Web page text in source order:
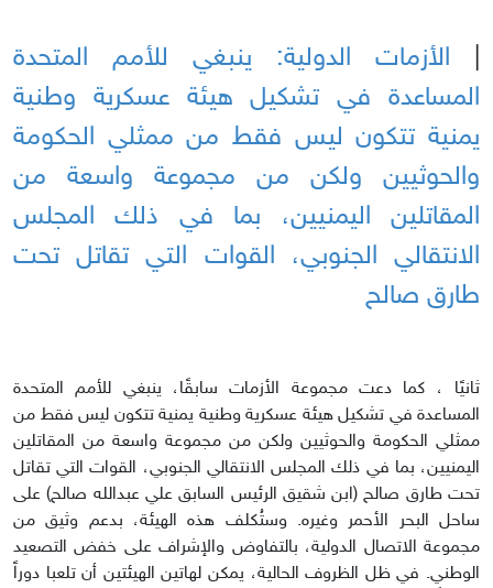
الأزمات الدولية: ينبغي للأمم المتحدة
المساعدة في تشكيل هيئة عسكرية وطنية
يمنية تتكون ليس فقط من ممثلي الحكومة
والحوثيين ولكن من مجموعة واسعة من
المقاتلين اليمنيين، بما في ذلك المجلس
الانتقالي الجنوبي، القوات التي تقاتل تحت
طارق صالح
ثانيًا ، كما دعت مجموعة الأزمات سابقًا، ينبغي للأمم المتحدة
المساعدة في تشكيل هيئة عسكرية وطنية يمنية تتكون ليس فقط من
ممثلي الحكومة والحوثيين ولكن من مجموعة واسعة من المقاتلين
اليمنيين، بما في ذلك المجلس الانتقالي الجنوبي، القوات التي تقاتل
تحت طارق صالح (ابن شقيق الرئيس السابق علي عبدالله صالح) على
ساحل البحر الأحمر وغيره. وستُكلف هذه الهيئة، بدعم وثيق من
مجموعة الاتصال الدولية، بالتفاوض والإشراف على خفض التصعيد
الوطني. في ظل الظروف الحالية، يمكن لهاتين الهيئتين أن تلعبا دوراً